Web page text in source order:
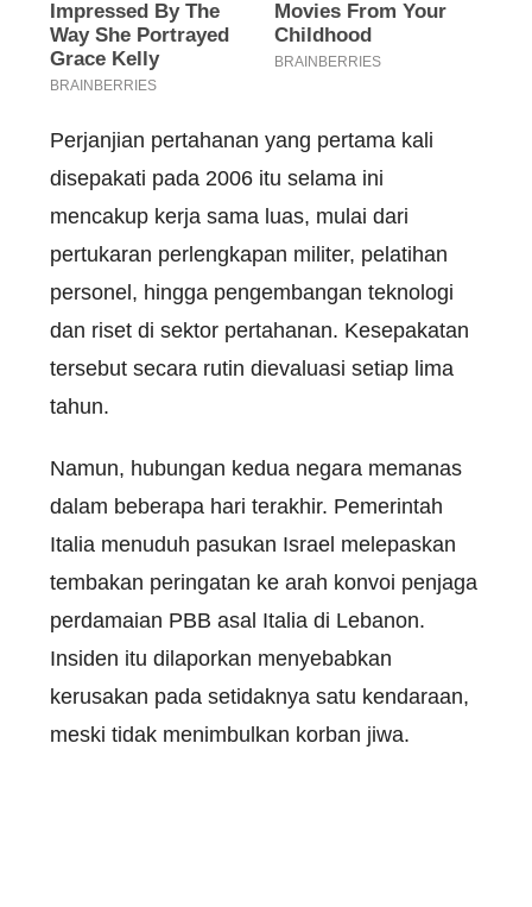
Perjanjian pertahanan yang pertama kali
disepakati pada 2006 itu selama ini
mencakup kerja sama luas, mulai dari
pertukaran perlengkapan militer, pelatihan
personel, hingga pengembangan teknologi
dan riset di sektor pertahanan. Kesepakatan
tersebut secara rutin dievaluasi setiap lima
tahun.
Namun, hubungan kedua negara memanas
dalam beberapa hari terakhir. Pemerintah
Italia menuduh pasukan Israel melepaskan
tembakan peringatan ke arah konvoi penjaga
perdamaian PBB asal Italia di Lebanon.
Insiden itu dilaporkan menyebabkan
kerusakan pada setidaknya satu kendaraan,
meski tidak menimbulkan korban jiwa.